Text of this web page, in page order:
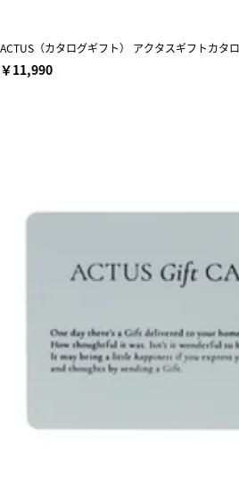
ACTUS（カタログギフト） アクタスギフトカタ
￥11,990